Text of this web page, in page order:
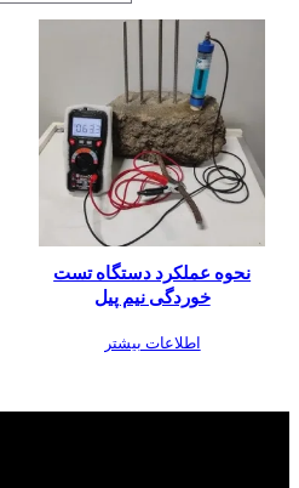
نحوه عملکرد دستگاه تست
خوردگی نیم‌ پیل
اطلاعات بیشتر